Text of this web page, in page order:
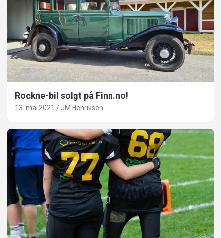
Rockne-bil solgt på Finn.no!
13. mai 2021 JM Henriksen